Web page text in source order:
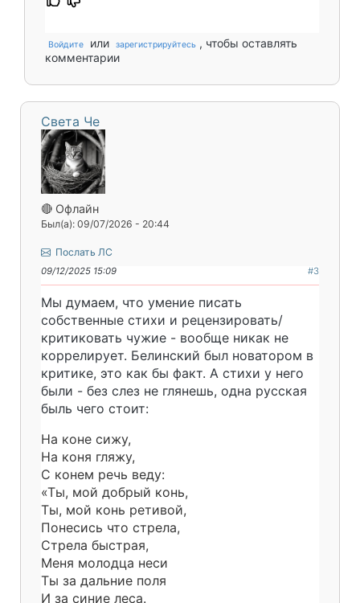
Войдите или зарегистрируйтесь , чтобы оставлять
комментарии
Света Че
🔴 Офлайн
Был(а): 09/07/2026 - 20:44
Послать ЛС
09/12/2025 15:09 #3
Мы думаем, что умение писать
собственные стихи и рецензировать/
критиковать чужие - вообще никак не
коррелирует. Белинский был новатором в
критике, это как бы факт. А стихи у него
были - без слез не глянешь, одна русская
быль чего стоит:
На коне сижу,
На коня гляжу,
С конем речь веду:
«Ты, мой добрый конь,
Ты, мой конь ретивой,
Понесись что стрела,
Стрела быстрая,
Меня молодца неси
Ты за дальние поля
И за синие леса.